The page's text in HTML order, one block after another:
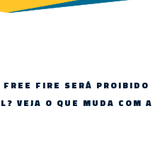
FREE FIRE SERÁ PROIBIDO
VEJA O QUE MUDA COM A